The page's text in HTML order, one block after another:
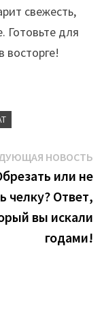
свежесть,
Готовьте для
восторге!
НОВОСТЬ
или не
челку? Ответ,
вы искали
годами!